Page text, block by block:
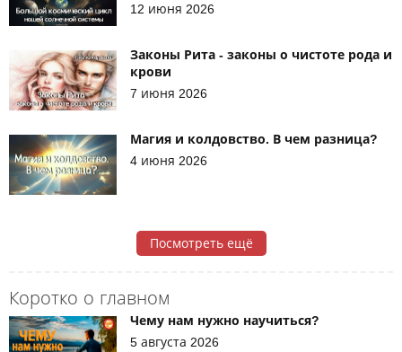
Коротко о главном
Чему нам нужно научиться?
5 августа 2026
12 июня 2026
Законы Рита - законы о чистоте рода и
крови
7 июня 2026
Магия и колдовство. В чем разница?
4 июня 2026
Посмотреть ещё